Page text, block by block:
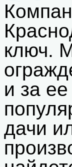
ключ.
и за
дачи